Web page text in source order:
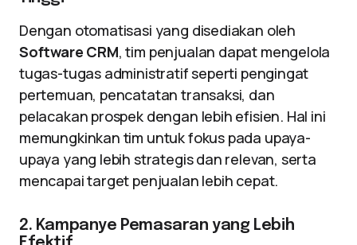
Dengan otomatisasi yang disediakan oleh
Software CRM, tim penjualan dapat mengelola
tugas-tugas administratif seperti pengingat
pertemuan, pencatatan transaksi, dan
pelacakan prospek dengan lebih efisien. Hal ini
memungkinkan tim untuk fokus pada upaya-
upaya yang lebih strategis dan relevan, serta
mencapai target penjualan lebih cepat.
2. Kampanye Pemasaran yang Lebih